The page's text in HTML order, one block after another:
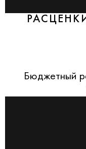
Бюджетный